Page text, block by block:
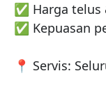
✅ Harga telus
✅ Kepuasan
📍 Servis: